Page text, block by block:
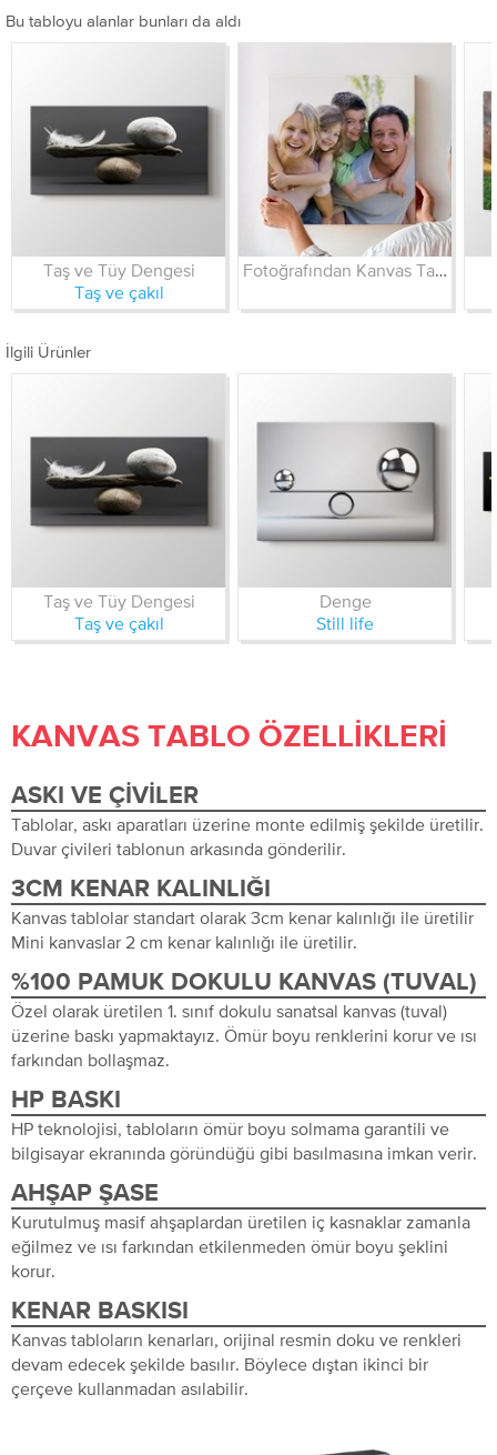
Bu tabloyu alanlar bunları da aldı
Taş ve Tüy Dengesi
Taş ve çakıl
Fotoğrafından Kanvas Tablo
İlgili Ürünler
Taş ve Tüy Dengesi
Taş ve çakıl
Denge
Still life
KANVAS TABLO ÖZELLIKLERI
ASKI VE ÇIVILER
Tablolar, askı aparatları üzerine monte edilmiş şekilde üretilir.
Duvar çivileri tablonun arkasında gönderilir.
3CM KENAR KALINLIĞI
Kanvas tablolar standart olarak 3cm kenar kalınlığı ile üretilir
Mini kanvaslar 2 cm kenar kalınlığı ile üretilir.
%100 PAMUK DOKULU KANVAS (TUVAL)
Özel olarak üretilen 1. sınıf dokulu sanatsal kanvas (tuval)
üzerine baskı yapmaktayız. Ömür boyu renklerini korur ve ısı
farkından bollaşmaz.
HP BASKI
HP teknolojisi, tabloların ömür boyu solmama garantili ve
bilgisayar ekranında göründüğü gibi basılmasına imkan verir.
AHŞAP ŞASE
Kurutulmuş masif ahşaplardan üretilen iç kasnaklar zamanla
eğilmez ve ısı farkından etkilenmeden ömür boyu şeklini
korur.
KENAR BASKISI
Kanvas tabloların kenarları, orijinal resmin doku ve renkleri
devam edecek şekilde basılır. Böylece dıştan ikinci bir
çerçeve kullanmadan asılabilir.